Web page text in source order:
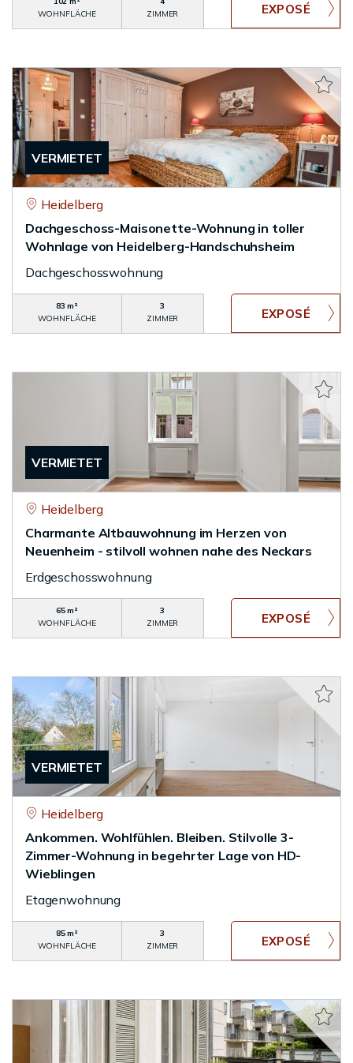
WOHNFLÄCHE
ZIMMER
VERMIETET
Heidelberg
Dachgeschoss-Maisonette-Wohnung in toller
Wohnlage von Heidelberg-Handschuhsheim
Dachgeschosswohnung
83 m²
WOHNFLÄCHE
3
ZIMMER
VERMIETET
Heidelberg
Charmante Altbauwohnung im Herzen von
Neuenheim - stilvoll wohnen nahe des Neckars
Erdgeschosswohnung
65 m²
WOHNFLÄCHE
3
ZIMMER
VERMIETET
Heidelberg
Ankommen. Wohlfühlen. Bleiben. Stilvolle 3-
Zimmer-Wohnung in begehrter Lage von HD-
Wieblingen
Etagenwohnung
85 m²
WOHNFLÄCHE
3
ZIMMER